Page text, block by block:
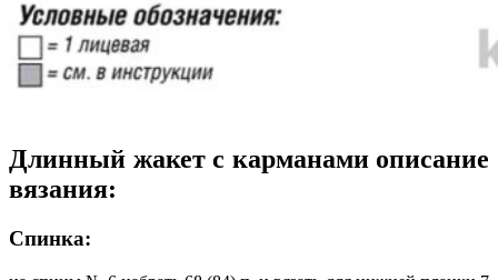
Длинный жакет с карманами описание
вязания:
Спинка: